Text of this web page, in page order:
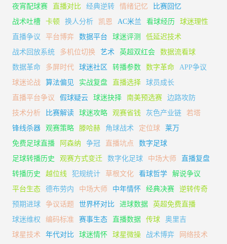
夜宵配球赛
直播对比 经典逆转 情绪记忆
比赛回忆
战术吐槽
卡顿 换人分析 凯恩 AC米兰 看球经历
球迷理性
直播争议
平台博弈 数据平台 球迷评测
低延迟技术
战术回放系统
多机位切换 艺术 英超双红会
数据流看球
数据革命
多屏时代 球迷社区 转播参数 数字革命
APP争议
球迷论战
算法偏见 实战复盘 直播选择
球员成长
直播平台争议
假球疑云 球迷抉择 南美预选赛
边路攻防
技术分析
比赛解读 球迷攻略 观赛省钱 灰色产业链
若塔
锋线杀器
观赛策略 滕哈赫 角球战术 定位球
莱万
免费足球直播
阿森纳 争冠 直播坑点
数字足球
足球转播历史
观赛方式变迁 数字化足球 中场大师
直播复盘
转播历史
越位线 犯规统计 草根文化 看球哲学
解说争议
平台生态
德布劳内 中场大师 中年情怀 经典决赛
逆转传奇
预期进球
争议话题 世界杯对比 进球数据
英超免费直播
球迷维权
编码标准 赛事生态 直播数据 传球
奥里吉
球星技术
年代对比 球迷情怀 球星微操 战术博弈
网络技术